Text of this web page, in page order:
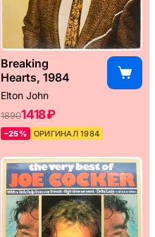
Breaking
Hearts, 1984
Elton John
18901418 ₽
–25% ОРИГИНАЛ 1984